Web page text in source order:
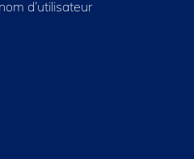
d’utilisateur